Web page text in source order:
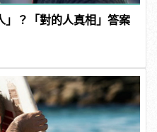
」？「對的人真相」答案